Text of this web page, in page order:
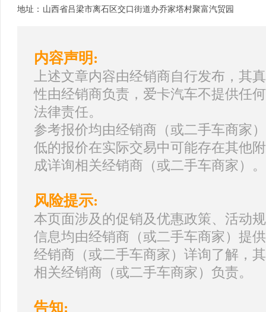
地址： 山西省吕梁市离石区交口街道办乔家塔村聚富汽贸园
内容声明:
上述文章内容由经销商自行发布，其
性由经销商负责，爱卡汽车不提供任
法律责任。
参考报价均由经销商（或二手车商家
低的报价在实际交易中可能存在其他
成详询相关经销商（或二手车商家）。
风险提示:
本页面涉及的促销及优惠政策、活动
信息均由经销商（或二手车商家）提
经销商（或二手车商家）详询了解，
相关经销商（或二手车商家）负责。
告知: